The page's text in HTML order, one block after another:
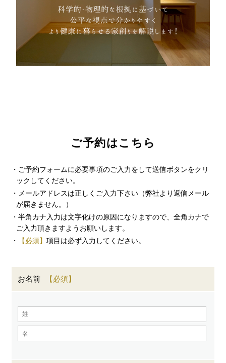
ご予約はこちら
・ご予約フォームに必要事項のご入力をして送信ボタンをクリ
ックしてください。
・メールアドレスは正しくご入力下さい（弊社より返信メール
が届きません。）
・半角カナ入力は文字化けの原因になりますので、全角カナで
ご入力頂きますようお願いします。
・
【必須】 項目は必ず入力してください。
お名前